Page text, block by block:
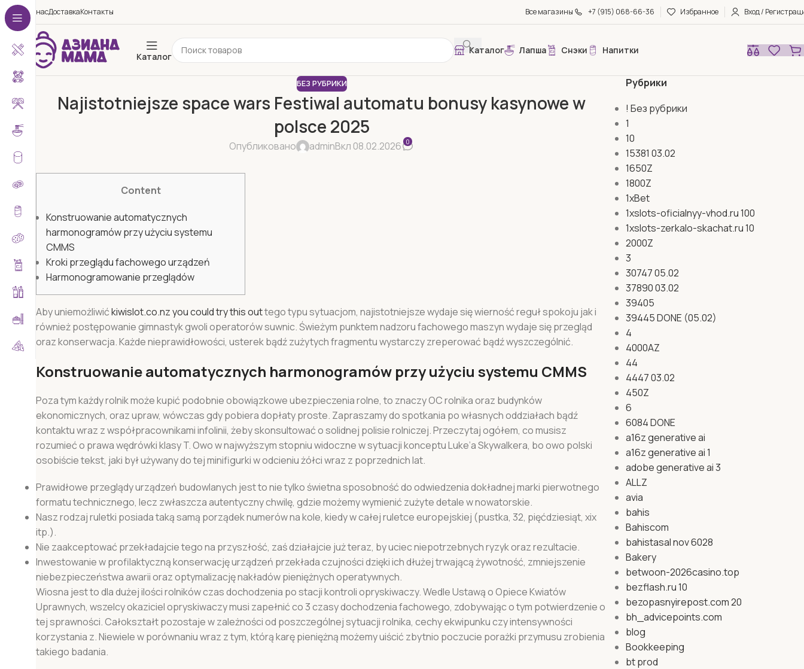
О насДоставкаКонтакты Все магазины +7 (915) 068-66-36 Избранное Вход /
Каталог
Каталог Лапша Снэки Напитки
БЕЗ РУБРИКИ
Najistotniejsze space wars Festiwal automatu bonusy kasynowe w
polsce 2025
Опубликовано adminВкл 08.02.2026 0
Content
Konstruowanie automatycznych
harmonogramów przy użyciu systemu
CMMS
Kroki przeglądu fachowego urządzeń
Harmonogramowanie przeglądów
Aby uniemożliwićkiwislot.co.nz you could try this outtego typu sytuacjom, najistotniejsze wydaje się wierność reguł spokoju jak i
również postępowanie gimnastyk gwoli operatorów suwnic. Świeżym punktem nadzoru fachowego maszyn wydaje się przegląd
oraz konserwacja.Każde nieprawidłowości, usterek bądź zużytych fragmentu wystarczy zreperować bądź wyszczególnić.
Konstruowanie automatycznych harmonogramów przy użyciu systemu CMMS
Poza tym każdy rolnik może kupić podobnie obowiązkowe ubezpieczenia rolne, to znaczy OC rolnika oraz budynków
ekonomicznych, oraz upraw, wówczas gdy pobiera dopłaty proste. Zapraszamy do spotkania po własnych oddziałach bądź
kontaktu wraz z współpracownikami infolinii, żeby skonsultować o solidnej polisie rolniczej. Przeczytaj ogółem, co musisz
rozumieć o prawa wędrówki klasy T. Owo w najwyższym stopniu widoczne w sytuacji konceptu Luke’a Skywalkera, bo owo polski
osobiście tekst, jaki był używany do tej minifigurki w odcieniu żółci wraz z poprzednich lat.
Prawidłowe przeglądy urządzeń budowlanych jest to nie tylko świetna sposobność do odwiedzenia dokładnej marki pierwotnego
formatu technicznego, lecz zwłaszcza autentyczny chwilę, gdzie możemy wymienić zużyte detale w nowatorskie.
Nasz rodzaj ruletki posiada taką samą porządek numerów na kole, kiedy w całej ruletce europejskiej (pustka, 32, pięćdziesiąt, xix
itp.).
Nie zaakceptować przekładajcie tego na przyszłość, zaś działajcie już teraz, by uciec niepotrzebnych ryzyk oraz rezultacie.
Inwestowanie w profilaktyczną konserwację urządzeń przekłada czujności dzięki ich dłużej trwającą żywotność, zmniejszenie
niebezpieczeństwa awarii oraz optymalizację nakładów pieniężnych operatywnych.
Wiosna jest to dla dużej ilości rolników czas dochodzenia po stacji kontroli opryskiwaczy. Wedle Ustawą o Opiece Kwiatów
Uprawnych, wszelcy okaziciel opryskiwaczy musi zapełnić co 3 czasy dochodzenia fachowego, zdobywając o tym potwierdzenie o
tej sprawności. Całokształt pozostaje w zależności od poszczególnej sytuacji rolnika, cechy ekwipunku czy intensywności
korzystania z. Niewiele w porównaniu wraz z tym, którą karę pieniężną możemy uiścić zbytnio poczucie porażki przymusu zrobienia
takiego badania.
Рубрики
! Без рубрики
1
10
15381 03.02
1650Z
1800Z
1xBet
1xslots-oficialnyy-vhod.ru 100
1xslots-zerkalo-skachat.ru 10
2000Z
3
30747 05.02
37890 03.02
39405
39445 DONE (05.02)
4
4000AZ
44
4447 03.02
450Z
6
6084 DONE
a16z generative ai
a16z generative ai 1
adobe generative ai 3
ALLZ
avia
bahis
Bahiscom
bahistasal nov 6028
Bakery
betwoon-2026casino.top
bezflash.ru 10
bezopasnyirepost.com 20
bh_advicepoints.com
blog
Bookkeeping
bt prod